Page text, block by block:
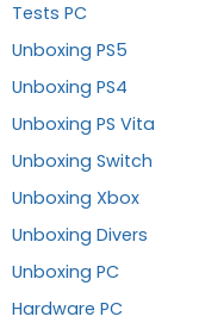
Tests PC
Unboxing PS5
Unboxing PS4
Unboxing PS Vita
Unboxing Switch
Unboxing Xbox
Unboxing Divers
Unboxing PC
Hardware PC